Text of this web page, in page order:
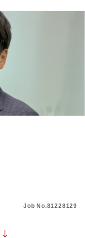
Job No.81228129